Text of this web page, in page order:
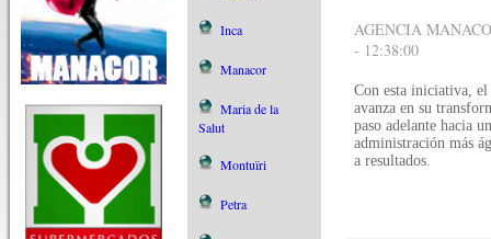
Inca
Manacor
Maria de la
Salut
Montuïri
Petra
AGENCIA
- 12:38:00
Con esta iniciativa,
avanza en su
paso adelante hacia
administración más
a resultados.